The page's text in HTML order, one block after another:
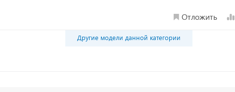
Отложить
Другие модели данной категории